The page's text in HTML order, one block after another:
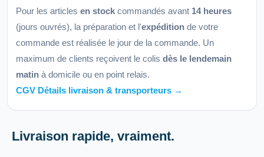
Pour les articles en stock commandés avant 14 heures
(jours ouvrés), la préparation et l'expédition de votre
commande est réalisée le jour de la commande. Un
maximum de clients reçoivent le colis dès le lendemain
matin à domicile ou en point relais.
CGV Détails livraison & transporteurs →
Livraison rapide, vraiment.